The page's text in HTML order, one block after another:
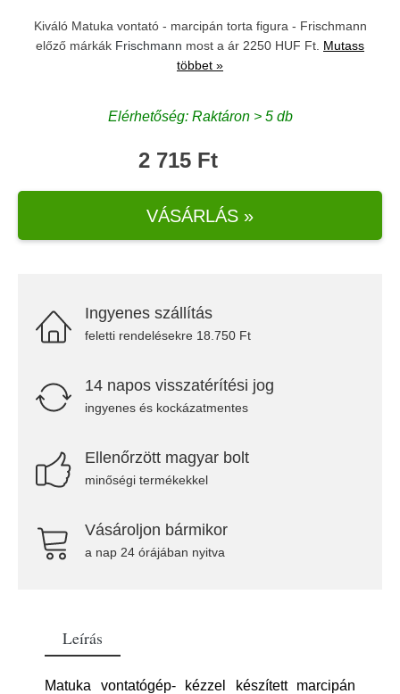
Kiváló Matuka vontató - marcipán torta figura - Frischmann
előző márkák Frischmann most a ár 2250 HUF Ft. Mutass
többet »
Elérhetőség: Raktáron > 5 db
2 715 Ft
VÁSÁRLÁS »
Ingyenes szállítás
feletti rendelésekre 18.750 Ft
14 napos visszatérítési jog
ingyenes és kockázatmentes
Ellenőrzött magyar bolt
minőségi termékekkel
Vásároljon bármikor
a nap 24 órájában nyitva
Leírás
Matuka vontatógép- kézzel készített marcipán